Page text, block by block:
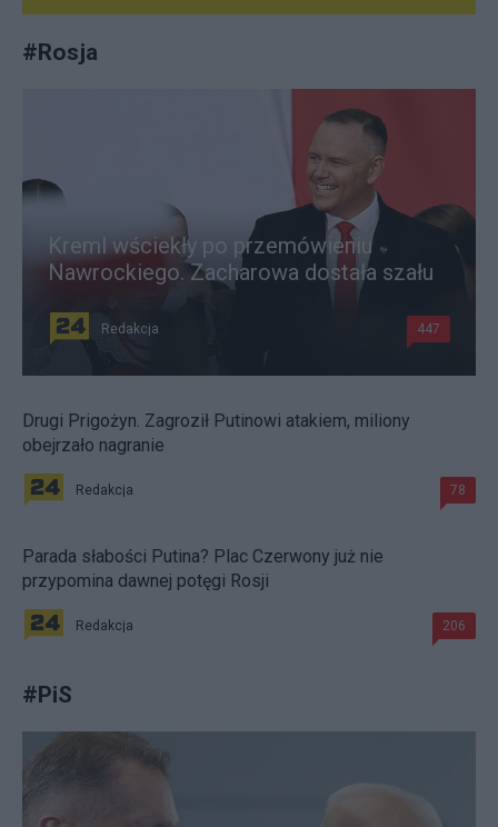
#Rosja
Kreml wściekły po przemówieniu
Nawrockiego. Zacharowa dostała szału
Redakcja 447
Drugi Prigożyn. Zagroził Putinowi atakiem, miliony
obejrzało nagranie
Redakcja 78
Parada słabości Putina? Plac Czerwony już nie
przypomina dawnej potęgi Rosji
Redakcja 206
#PiS